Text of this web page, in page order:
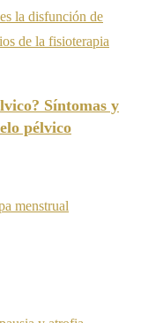
Síntomas y
pélvico